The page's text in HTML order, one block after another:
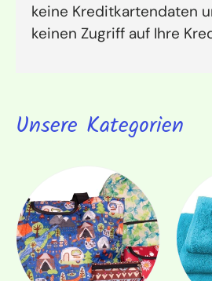
keine Kreditkartendaten
keinen Zugriff auf Ihre
Unsere Kategorien